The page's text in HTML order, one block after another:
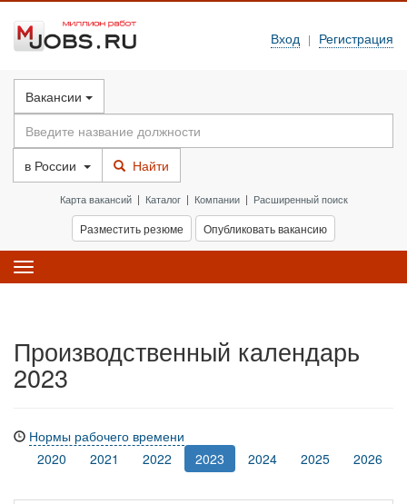
Вход | Регистрация
Вакансии
в России Найти
Карта вакансий| Каталог| Компании| Расширенный поиск
Разместить резюме Опубликовать вакансию
Toggle
navigation
Производственный календарь
2023
Нормы рабочего времени
2020
2021 2022 2023 2024 2025 2026